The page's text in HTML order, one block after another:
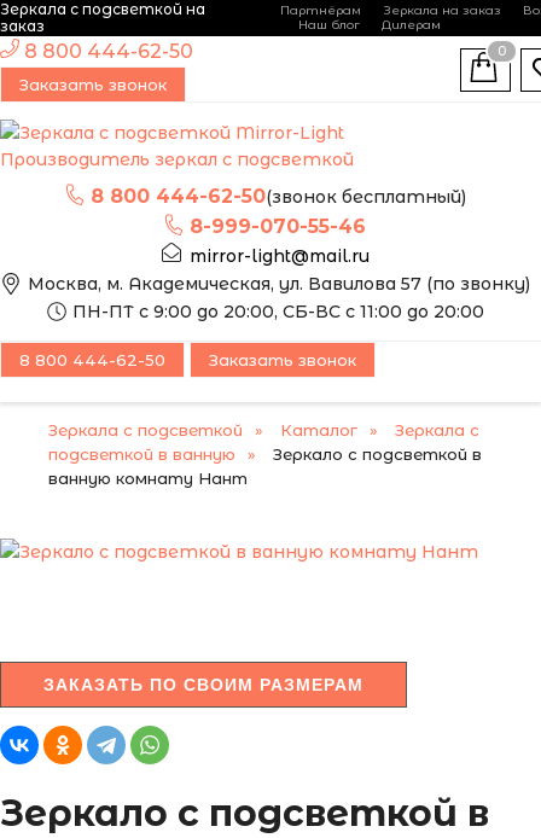
Зеркала с подсветкой на
заказ
Партнёрам Зеркала на заказ
Наш блог
Дилерам
Производитель зеркал с подсветкой
8 800 444-62-50(звонок бесплатный)
8-999-070-55-46
mirror-light@mail.ru
Москва, м. Академическая, ул. Вавилова 57 (по звонку)
ПН-ПТ с 9:00 до 20:00, СБ-ВС с 11:00 до 20:00
8 800 444-62-50
Заказать звонок
0
8 800 444-62-50 Заказать звонок
Зеркала с подсветкой Каталог
Зеркала с
подсветкой в ванную
Зеркало с подсветкой в
ванную комнату Нант
ЭТО ЗЕРКАЛО МЫ
МОЖЕМ ИЗГОТОВИТЬ
ПО ВАШИМ
ЗАКАЗАТЬ ПО СВОИМ РАЗМЕРАМ
Зеркало с подсветкой в
-